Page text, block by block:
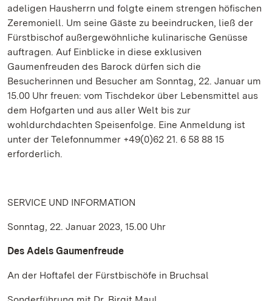
adeligen Hausherrn und folgte einem strengen höfischen
Zeremoniell. Um seine Gäste zu beeindrucken, ließ der
Fürstbischof außergewöhnliche kulinarische Genüsse
auftragen. Auf Einblicke in diese exklusiven
Gaumenfreuden des Barock dürfen sich die
Besucherinnen und Besucher am Sonntag, 22. Januar um
15.00 Uhr freuen: vom Tischdekor über Lebensmittel aus
dem Hofgarten und aus aller Welt bis zur
wohldurchdachten Speisenfolge. Eine Anmeldung ist
unter der Telefonnummer +49(0)62 21. 6 58 88 15
erforderlich.
SERVICE UND INFORMATION
Sonntag, 22. Januar 2023, 15.00 Uhr
Des Adels Gaumenfreude
An der Hoftafel der Fürstbischöfe in Bruchsal